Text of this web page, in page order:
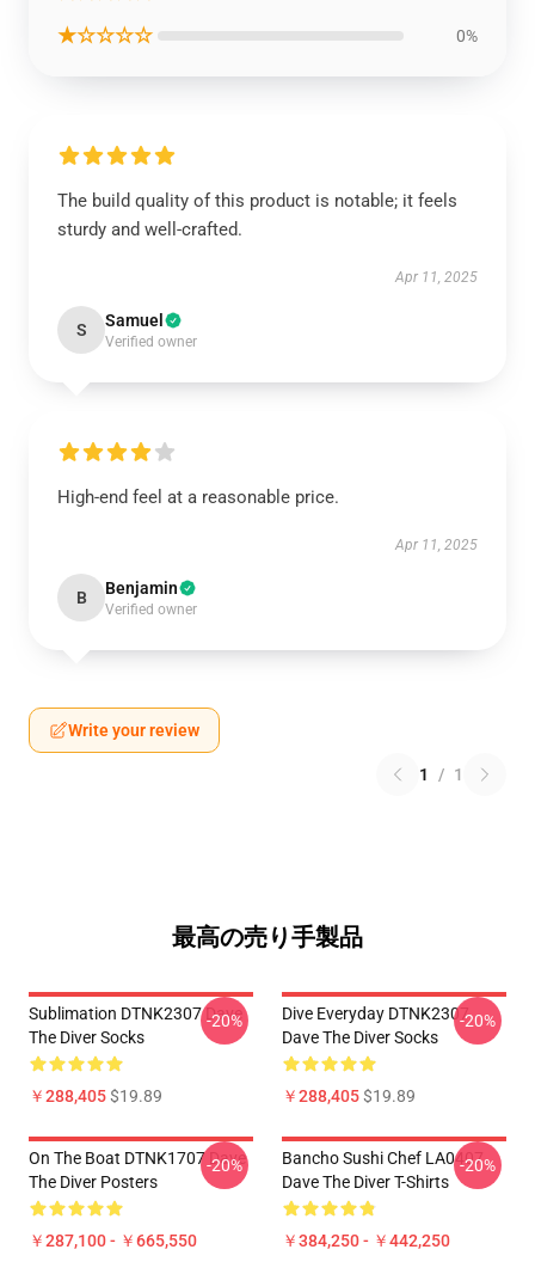
★☆☆☆☆ 0%
The build quality of this product is notable; it feels
sturdy and well-crafted.
Apr 11, 2025
S Samuel
Verified owner
High-end feel at a reasonable price.
Apr 11, 2025
B Benjamin
Verified owner
Write your review
1 / 1
最高の売り手製品
Sublimation DTNK2307 Dave
The Diver Socks
￥288,405$19.89
-20%
Dive Everyday DTNK2307
Dave The Diver Socks
￥288,405$19.89
-20%
On The Boat DTNK1707 Dave
The Diver Posters
￥287,100 - ￥665,550
-20%
Bancho Sushi Chef LA0407
Dave The Diver T-Shirts
￥384,250 - ￥442,250
-20%